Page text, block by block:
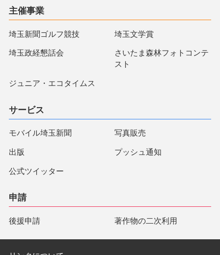
主催事業
埼玉新聞ゴルフ競技 埼玉文学賞
埼玉政経懇話会
さいたま森林フォトコンテ
スト
ジュニア・エコタイムス
サービス
モバイル埼玉新聞 写真販売
出版 プッシュ通知
公式ツイッター
申請
後援申請 著作物の二次利用